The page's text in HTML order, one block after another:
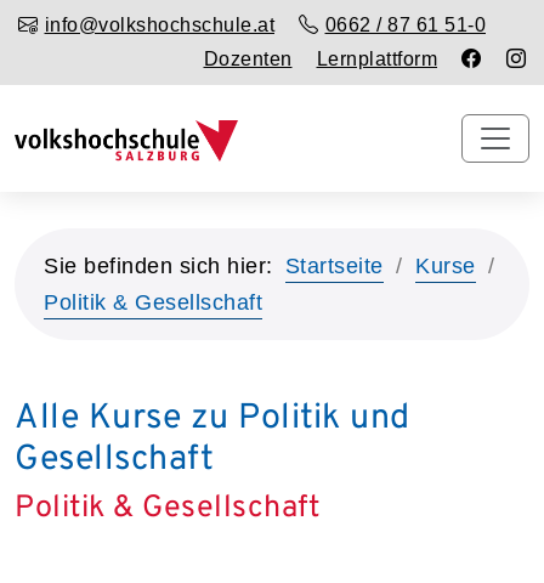
info@volkshochschule.at
0662 / 87 61 51-0
Dozenten
Lernplattform
Sie befinden sich hier: Startseite
Kurse
Politik & Gesellschaft
Alle Kurse zu Politik und
Gesellschaft
Politik & Gesellschaft